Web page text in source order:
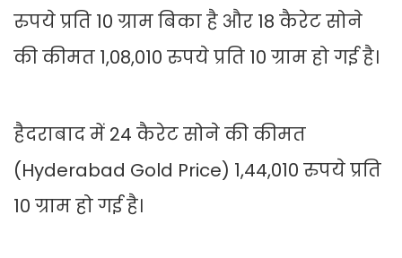
रुपये प्रति 10 ग्राम बिका है और 18 कैरेट सोने
की कीमत 1,08,010 रुपये प्रति 10 ग्राम हो गई है।
हैदराबाद में 24 कैरेट सोने की कीमत
(Hyderabad Gold Price) 1,44,010 रुपये प्रति
10 ग्राम हो गई है।